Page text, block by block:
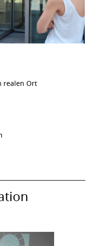
realen Ort